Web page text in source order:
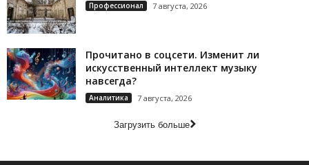
Профессионал 7 августа, 2026
Прочитано в соцсети. Изменит ли
искусственный интеллект музыку
навсегда?
Аналитика 7 августа, 2026
Загрузить больше